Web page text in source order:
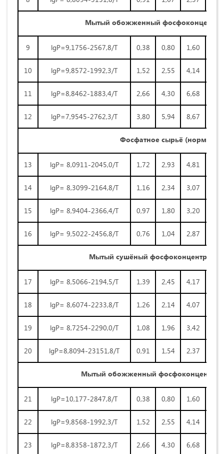
Мытый обожженный
9 lgP=9,1756-2567,8/Т 0,38 0,80 1,60
10 lgP=9,8572-1992,3/Т 1,52 2,55 4,14
11 lgP=8,8462-1883,4/Т 2,66 4,30 6,68
12 lgP=7,9545-2762,3/Т 3,80 5,94 8,67
Фосфатное сырьё (норма
13 lgP= 8,0911-2045,0/Т 1,72 2,93 4,81
14 lgP= 8,3099-2164,8/Т 1,16 2,34 3,07
15 lgP= 8,9404-2366,4/Т 0,97 1,80 3,20
16 lgP= 9,5022-2456,8/Т 0,76 1,04 2,87
Мытый сушёный фосфоконцентрат
17 lgP= 8,5066-2194,5/Т 1,39 2,45 4,17
18 lgP= 8,6074-2233,8/Т 1,26 2,14 4,07
19 lgP= 8,7254-2290,0/Т 1,08 1,96 3,42
20 lgP=8,8094-23151,8/Т 0,91 1,54 2,37
Мытый обожженный фосфоконцентрат
21 lgP=10,177-2847,8/Т 0,38 0,80 1,60
22 lgP=9,8568-1992,3/Т 1,52 2,55 4,14
23 lgP=8,8358-1872,3/Т 2,66 4,30 6,68